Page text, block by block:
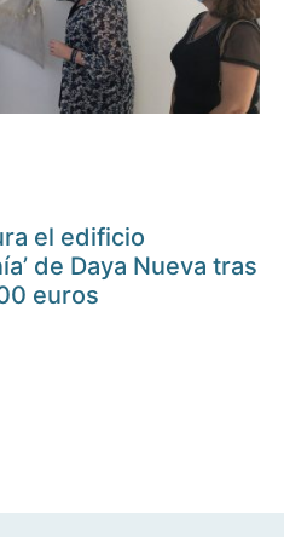
el edificio
de Daya Nueva tras
euros